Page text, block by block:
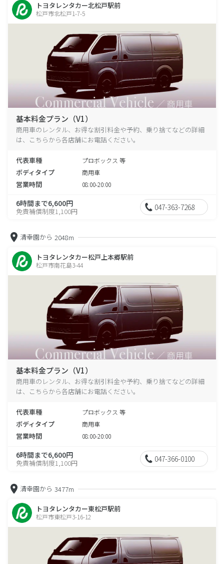
トヨタレンタカー北松戸駅前
松戸市北松戸1-7-5
基本料金プラン（V1）
商用車のレンタル、お得な割引料金や予約、乗り捨てなどの詳細
は、こちらから各店舗にお電話ください。
代表車種 プロボックス 等
ボディタイプ 商用車
営業時間 08:00-20:00
6時間まで6,600円
免責補償制度1,100円 047-363-7268
清幸園から 2048m
トヨタレンタカー松戸上本郷駅前
松戸市南花島3-44
基本料金プラン（V1）
商用車のレンタル、お得な割引料金や予約、乗り捨てなどの詳細
は、こちらから各店舗にお電話ください。
代表車種 プロボックス 等
ボディタイプ 商用車
営業時間 08:00-20:00
6時間まで6,600円
免責補償制度1,100円 047-366-0100
清幸園から 3477m
トヨタレンタカー東松戸駅前
松戸市東松戸3-16-12